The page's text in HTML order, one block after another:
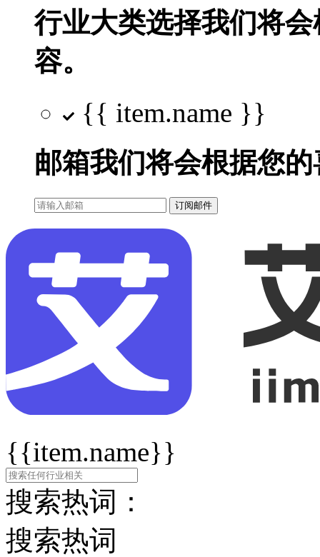
行业大类选择我们将
容。
{{ item.name }}
邮箱我们将会根据您
订阅邮件
{{item.name}}
搜索热词：
搜索热词